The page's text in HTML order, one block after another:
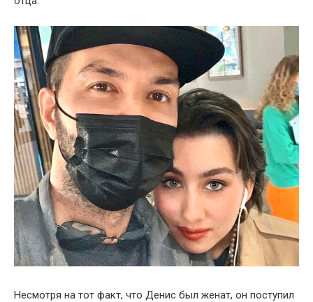
Несмотря на тот факт, что Денис был женат, он поступил